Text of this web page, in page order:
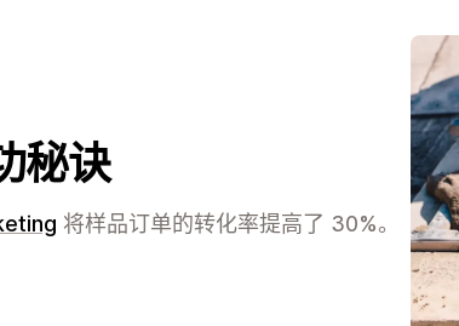
秘诀
将样品订单的转化率提高了 30%。